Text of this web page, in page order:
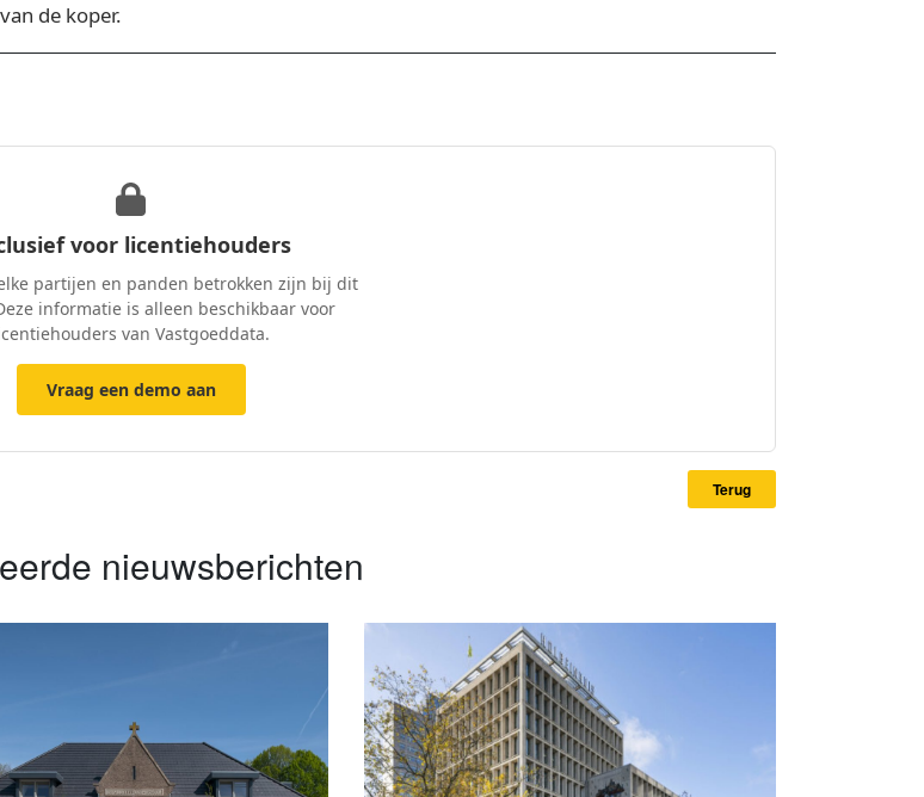
de koper.
voor licentiehouders
partijen en panden betrokken zijn bij dit
informatie is alleen beschikbaar voor
van Vastgoeddata.
Vraag een demo aan
Terug
nieuwsberichten